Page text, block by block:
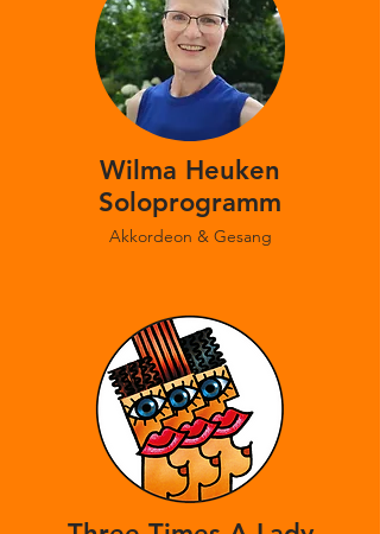
Wilma Heuken
Soloprogramm
Akkordeon & Gesang